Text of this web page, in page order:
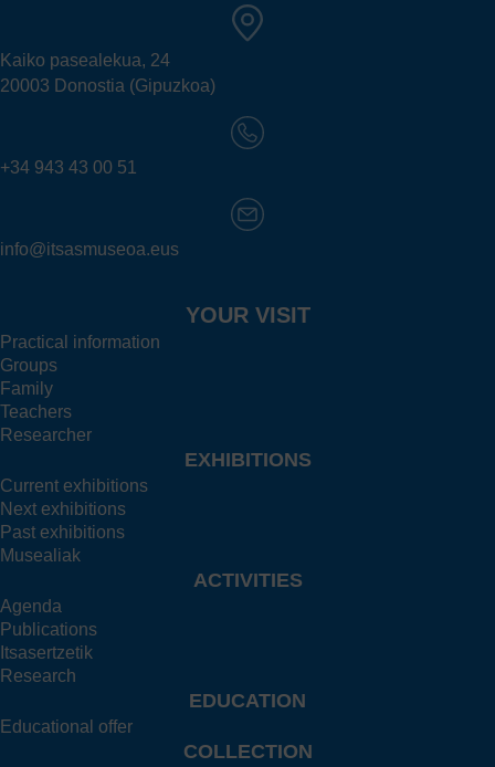
Kaiko pasealekua, 24
20003 Donostia (Gipuzkoa)
+34 943 43 00 51
info@itsasmuseoa.eus
YOUR VISIT
Practical information
Groups
Family
Teachers
Researcher
EXHIBITIONS
Current exhibitions
Next exhibitions
Past exhibitions
Musealiak
ACTIVITIES
Agenda
Publications
Itsasertzetik
Research
EDUCATION
Educational offer
COLLECTION